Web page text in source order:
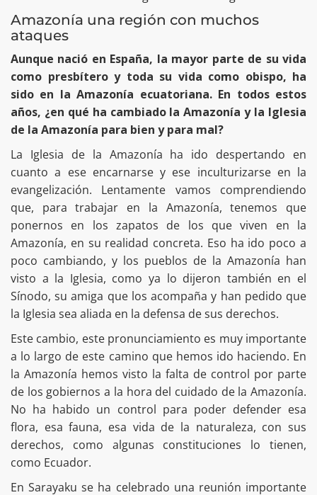
Amazonía una región con muchos
ataques
Aunque nació en España, la mayor parte de su vida
como presbítero y toda su vida como obispo, ha
sido en la Amazonía ecuatoriana. En todos estos
años, ¿en qué ha cambiado la Amazonía y la Iglesia
de la Amazonía para bien y para mal?
La Iglesia de la Amazonía ha ido despertando en
cuanto a ese encarnarse y ese inculturizarse en la
evangelización. Lentamente vamos comprendiendo
que, para trabajar en la Amazonía, tenemos que
ponernos en los zapatos de los que viven en la
Amazonía, en su realidad concreta. Eso ha ido poco a
poco cambiando, y los pueblos de la Amazonía han
visto a la Iglesia, como ya lo dijeron también en el
Sínodo, su amiga que los acompaña y han pedido que
la Iglesia sea aliada en la defensa de sus derechos.
Este cambio, este pronunciamiento es muy importante
a lo largo de este camino que hemos ido haciendo. En
la Amazonía hemos visto la falta de control por parte
de los gobiernos a la hora del cuidado de la Amazonía.
No ha habido un control para poder defender esa
flora, esa fauna, esa vida de la naturaleza, con sus
derechos, como algunas constituciones lo tienen,
como Ecuador.
En Sarayaku se ha celebrado una reunión importante